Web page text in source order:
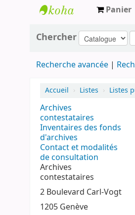
Archives
contestataires
Panier
Chercher
Recherche avancée
Accueil › Listes › Listes
Archives
contestataires
Inventaires des fonds
d'archives
Contact et modalités
de consultation
Archives
contestataires
2 Boulevard Carl-Vogt
1205 Genève